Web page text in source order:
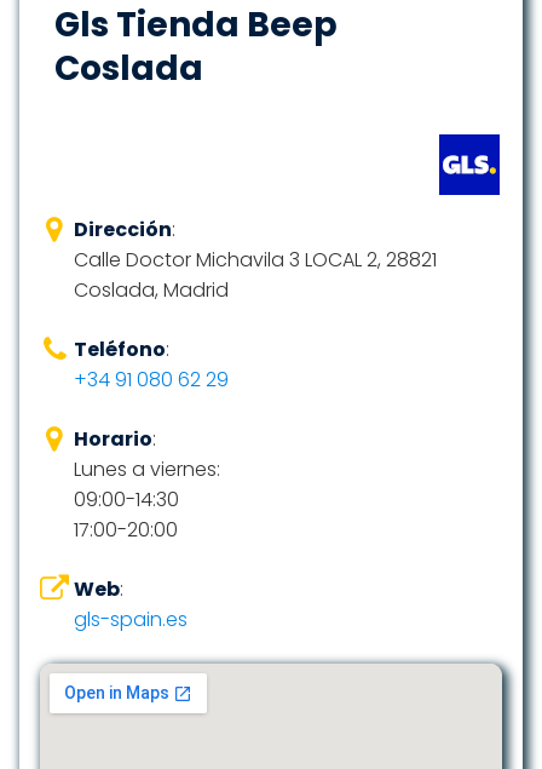
Gls Tienda Beep
Coslada
Dirección:
Calle Doctor Michavila 3 LOCAL 2, 28821
Coslada, Madrid
Teléfono:
+34 91 080 62 29
Horario:
Lunes a viernes:
09:00-14:30
17:00-20:00
Web:
gls-spain.es